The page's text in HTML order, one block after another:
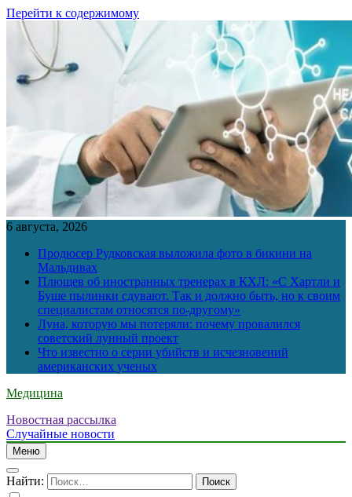
Перейти к содержимому
6 августа, 2026
Продюсер Рудковская выложила фото в бикини на
Мальдивах
Плющев об иностранных тренерах в КХЛ: «С Хартли и
Буше пылинки сдувают. Так и должно быть, но к своим
специалистам относятся по-другому»
Луна, которую мы потеряли: почему провалился
советский лунный проект
Что известно о серии убийств и исчезновений
американских ученых
Медицина
Новостная рассылка
Случайные новости
Меню
Найти: